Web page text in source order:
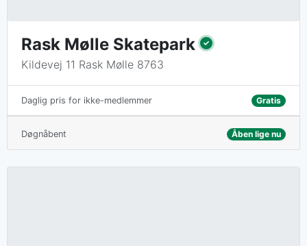
Rask Mølle Skatepark
Kildevej 11 Rask Mølle 8763
Daglig pris for ikke-medlemmer Gratis
Døgnåbent Åben lige nu